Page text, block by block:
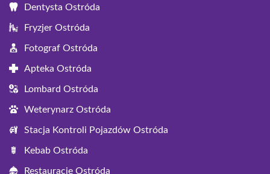
Dentysta Ostróda
Fryzjer Ostróda
Fotograf Ostróda
Apteka Ostróda
Lombard Ostróda
Weterynarz Ostróda
Stacja Kontroli Pojazdów Ostróda
Kebab Ostróda
Restauracje Ostróda